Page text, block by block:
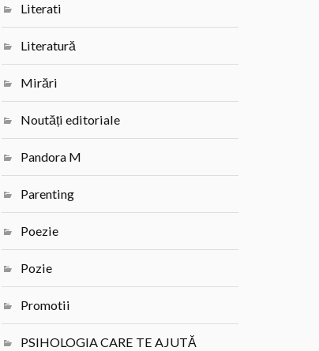
Literati
Literatură
Mirări
Noutăți editoriale
Pandora M
Parenting
Poezie
Pozie
Promotii
PSIHOLOGIA CARE TE AJUTĂ